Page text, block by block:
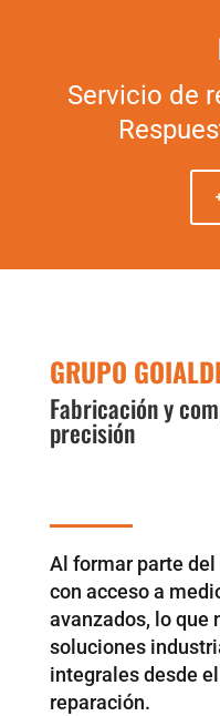
Servicio de
GRUPO
Fabricación y
precisión
Al formar parte del
con acceso a
avanzados, lo que
soluciones
integrales desde
reparación.